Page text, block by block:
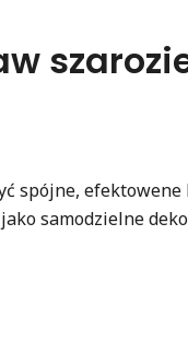
spójne, efektowene
samodzielne